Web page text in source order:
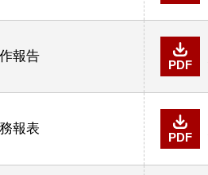
報告
PDF
報表
PDF